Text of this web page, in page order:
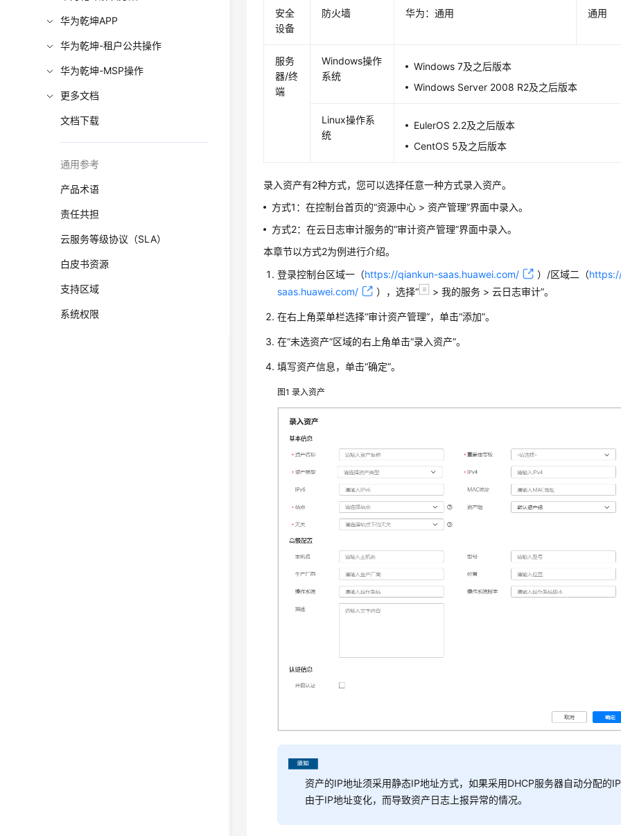
华为乾坤APP
华为乾坤-租户公共操作
华为乾坤-MSP操作
更多文档
文档下载
通用参考
产品术语
责任共担
云服务等级协议（SLA）
白皮书资源
支持区域
系统权限
安全
设备
防火墙 华为：通用 通用
服务
器/终
端
Windows操作
系统
Windows 7及之后版本
Windows Server 2008 R2及之后版本
Linux操作系
统
EulerOS 2.2及之后版本
CentOS 5及之后版本
录入资产有2种方式，您可以选择任意一种方式录入资产。
方式1：在控制台首页的“资源中心 >资产管理”界面中录入。
方式2：在云日志审计服务的“审计资产管理”界面中录入。
本章节以方式2为例进行介绍。
登录控制台区域一（https://qiankun-saas.huawei.com/ ）/区域二（
saas.huawei.com/
） ，选择“ >我的服务 >云日志审计”。
在右上角菜单栏选择“审计资产管理”，单击“添加”。
在“未选资产”区域的右上角单击“录入资产”。
填写资产信息，单击“确定”。
图1录入资产
资产的IP地址须采用静态IP地址方式，如果采用DHCP服务器自动分配的
由于IP地址变化，而导致资产日志上报异常的情况。